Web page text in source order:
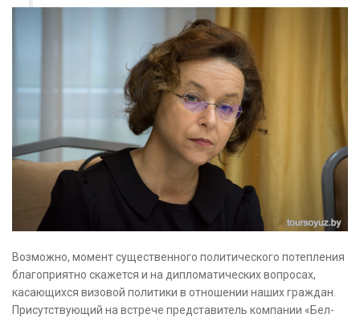
Возможно, момент существенного политического потепления
благоприятно скажется и на дипломатических вопросах,
касающихся визовой политики в отношении наших граждан.
Присутствующий на встрече представитель компании «Бел-